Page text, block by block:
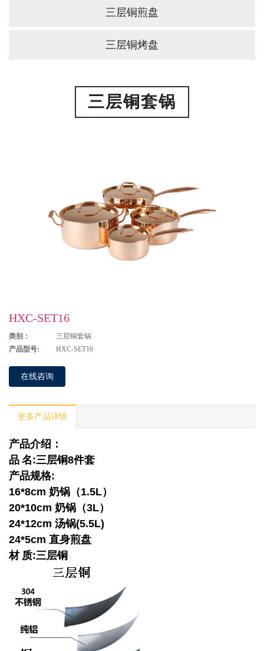
三层铜煎盘
三层铜烤盘
三层铜套锅
HXC-SET16
类别：
三层铜套锅
产品型号:
HXC-SET16
在线咨询
更多产品详情
产品介绍：
品 名:三层铜8件套
产品规格:
16*8cm 奶锅（1.5L）
20*10cm 奶锅（3L）
24*12cm 汤锅(5.5L)
24*5cm 直身煎盘
材 质:三层铜